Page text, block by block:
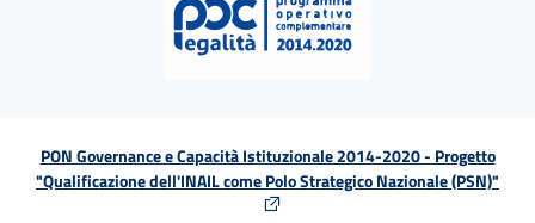
PON Governance e Capacità Istituzionale 2014-2020 - Progetto
"Qualificazione dell'INAIL come Polo Strategico Nazionale (PSN)"